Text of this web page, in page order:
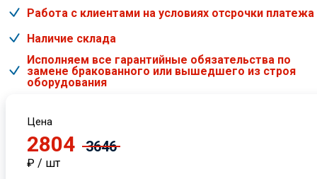
Работа с клиентами на условиях отсрочки платежа
Наличие склада
Исполняем все гарантийные обязательства по
замене бракованного или вышедшего из строя
оборудования
Цена
2804 3646
₽ / шт